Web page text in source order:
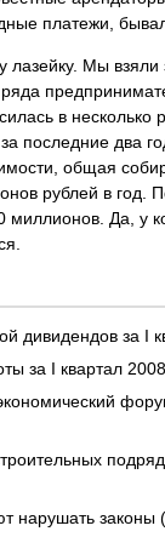
платежи,
Мы взяли
в
последние два
общая
рублей в год.
миллионов. Да, у
дивидендов за I
за I квартал
нарушать законы